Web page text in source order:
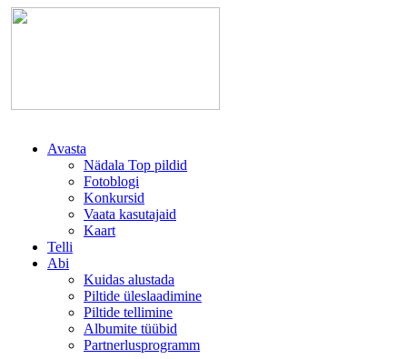
Avasta
Nädala Top pildid
Fotoblogi
Konkursid
Vaata kasutajaid
Kaart
Telli
Abi
Kuidas alustada
Piltide üleslaadimine
Piltide tellimine
Albumite tüübid
Partnerlusprogramm